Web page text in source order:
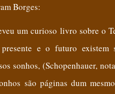
Borges:
um curioso livro sobre o
presente e o futuro existem
sonhos, (Schopenhauer,
são páginas dum